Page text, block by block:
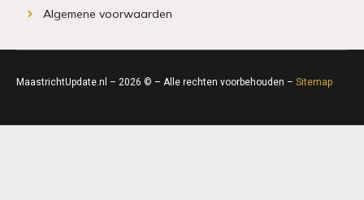
Algemene voorwaarden
MaastrichtUpdate.nl – 2026 © – Alle rechten voorbehouden – Sitemap